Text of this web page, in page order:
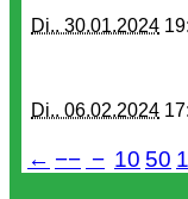
Di.. 30.01.2024
Di.. 06.02.2024
← −− − 10 50